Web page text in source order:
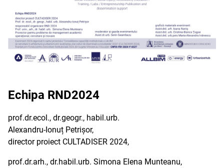
Echipa RND2024
prof.dr.ecol., dr.geogr., habil.urb.
Alexandru-Ionuț Petrișor,
director proiect CULTADISER 2024,
prof.dr.arh., dr.habil.urb. Simona Elena Munteanu,